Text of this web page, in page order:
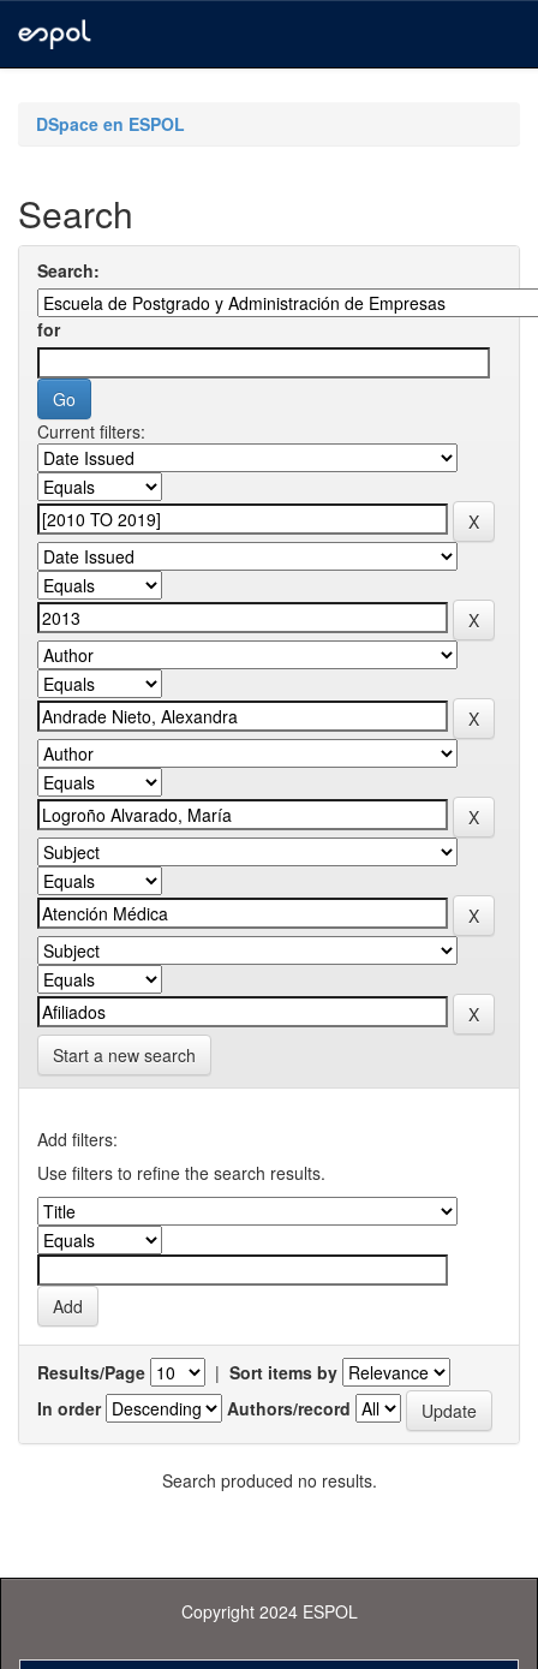
navigationDSpace en ESPOL
Search
Search:
for
Current filters:
Start a new search
Add filters:
Use filters to refine the search results.
Results/Page | Sort items by
In order
Authors/record
Search produced no results.
Copyright 2024 ESPOL